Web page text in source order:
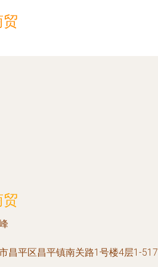
贸
贸
昌平区昌平镇南关路1号楼4层1-517